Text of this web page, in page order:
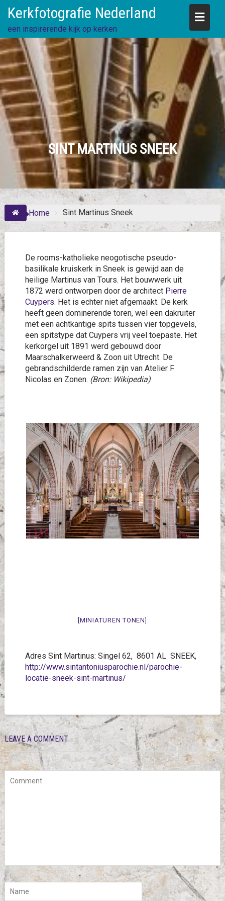
content
Kerkfotografie Nederland
een inspirerende kijk op kerken
SINT MARTINUS SNEEK
Home Sint Martinus Sneek
De rooms-katholieke neogotische pseudo-
basilikale kruiskerk in Sneek is gewijd aan de
heilige Martinus van Tours. Het bouwwerk uit
1872 werd ontworpen door de architect Pierre
Cuypers. Het is echter niet afgemaakt. De kerk
heeft geen dominerende toren, wel een dakruiter
met een achtkantige spits tussen vier topgevels,
een spitstype dat Cuypers vrij veel toepaste. Het
kerkorgel uit 1891 werd gebouwd door
Maarschalkerweerd & Zoon uit Utrecht. De
gebrandschilderde ramen zijn van Atelier F.
Nicolas en Zonen. (Bron: Wikipedia)
[MINIATUREN TONEN]
Adres Sint Martinus: Singel 62, 8601 AL SNEEK,
http://www.sintantoniusparochie.nl/parochie-
locatie-sneek-sint-martinus/
LEAVE A COMMENT